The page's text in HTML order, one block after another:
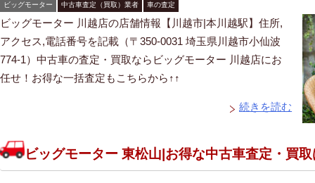
ビッグモーター 中古車査定（買取）業者 車の査定
ビッグモーター 川越店の店舗情報【川越市|本川越駅】住所,
アクセス,電話番号を記載（〒350-0031 埼玉県川越市小仙波
774-1）中古車の査定・買取ならビッグモーター 川越店にお
任せ！お得な一括査定もこちらから↑↑
続きを読む
ビッグモーター 東松山|お得な中古車査定・買